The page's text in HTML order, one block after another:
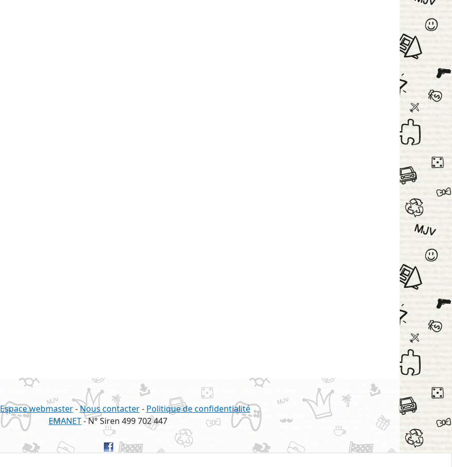
Espace webmaster-Nous contacter- Politique de confidentialité
EMANET- N° Siren 499 702 447